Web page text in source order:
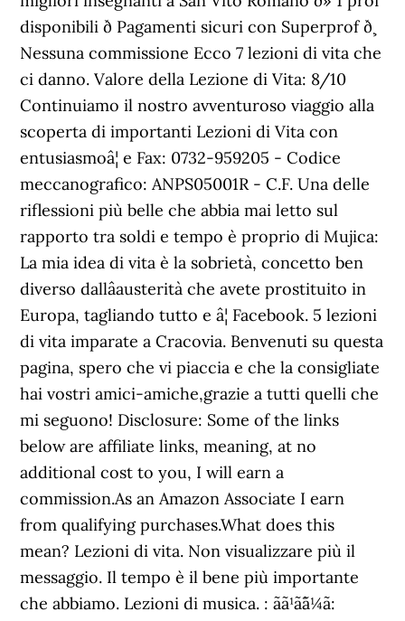
disponibili ð Pagamenti sicuri con Superprof ð¸
Nessuna commissione Ecco 7 lezioni di vita che
ci danno. Valore della Lezione di Vita: 8/10
Continuiamo il nostro avventuroso viaggio alla
scoperta di importanti Lezioni di Vita con
entusiasmoâ¦ e Fax: 0732-959205 - Codice
meccanografico: ANPS05001R - C.F. Una delle
riflessioni più belle che abbia mai letto sul
rapporto tra soldi e tempo è proprio di Mujica:
La mia idea di vita è la sobrietà, concetto ben
diverso dallâausterità che avete prostituito in
Europa, tagliando tutto e â¦ Facebook. 5 lezioni
di vita imparate a Cracovia. Benvenuti su questa
pagina, spero che vi piaccia e che la consigliate
hai vostri amici-amiche,grazie a tutti quelli che
mi seguono! Disclosure: Some of the links
below are affiliate links, meaning, at no
additional cost to you, I will earn a
commission.As an Amazon Associate I earn
from qualifying purchases.What does this
mean? Lezioni di vita. Non visualizzare più il
messaggio. Il tempo è il bene più importante
che abbiamo. Lezioni di musica. : ãã¹ã¯ã¼ã: